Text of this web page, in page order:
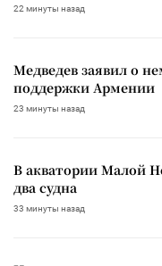
22 минуты назад
Медведев заявил о
поддержки Армении
23 минуты назад
В акватории Малой
два судна
33 минуты назад